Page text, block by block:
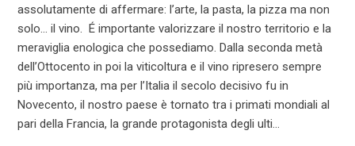
assolutamente di affermare: l’arte, la pasta, la pizza ma non
solo… il vino. É importante valorizzare il nostro territorio e la
meraviglia enologica che possediamo. Dalla seconda metà
dell’Ottocento in poi la viticoltura e il vino ripresero sempre
più importanza, ma per l’Italia il secolo decisivo fu in
Novecento, il nostro paese è tornato tra i primati mondiali al
pari della Francia, la grande protagonista degli ulti...